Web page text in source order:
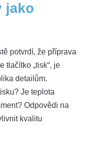
jako
potvrdí, že příprava
tlačítko „tisk“, je
detailům.
Je teplota
Odpovědi na
kvalitu